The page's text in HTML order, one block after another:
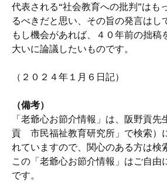
代表される“社会教育への批判”はも
るべきだと思い、その旨の発言はし
もし機会があれば、４０年前の拙稿
大いに論議したいものです。
（２０２４年１月６日記）
（備考）
「老爺心お節介情報」は、阪野貢
貢 市民福祉教育研究所」で検索）
れていますので、関心のある方は検
この「老爺心お節介情報」はご自由
です。